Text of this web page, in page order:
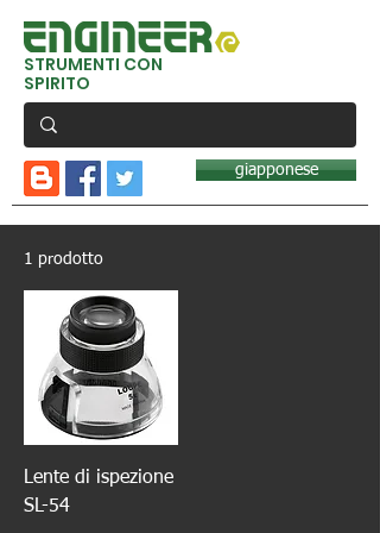
STRUMENTI CON
SPIRITO
giapponese
1 prodotto
Lente di ispezione
SL-54